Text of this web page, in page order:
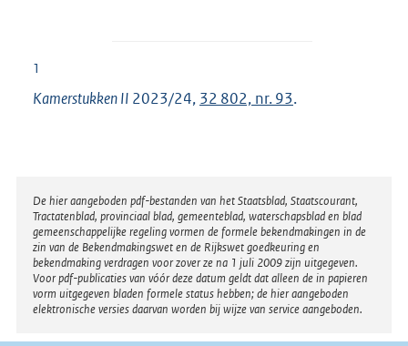
1
Kamerstukken II 2023/24, 32 802, nr. 93.
Disclaimer
De hier aangeboden pdf-bestanden van het Staatsblad, Staatscourant,
Tractatenblad, provinciaal blad, gemeenteblad, waterschapsblad en blad
gemeenschappelijke regeling vormen de formele bekendmakingen in de
zin van de Bekendmakingswet en de Rijkswet goedkeuring en
bekendmaking verdragen voor zover ze na 1 juli 2009 zijn uitgegeven.
Voor pdf-publicaties van vóór deze datum geldt dat alleen de in papieren
vorm uitgegeven bladen formele status hebben; de hier aangeboden
elektronische versies daarvan worden bij wijze van service aangeboden.